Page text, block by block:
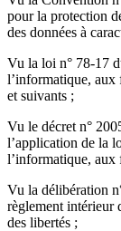
pour la protection
des données à
Vu la loi n° 78-17
l’informatique, aux
et suivants ;
Vu le décret n°
l’application de la
l’informatique, aux
Vu la délibération
règlement intérieur
des libertés ;